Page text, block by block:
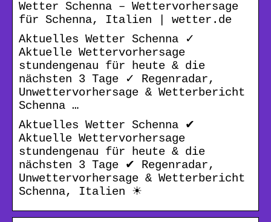
Wetter Schenna – Wettervorhersage
für Schenna, Italien | wetter.de
Aktuelles Wetter Schenna ✓
Aktuelle Wettervorhersage
stundengenau für heute & die
nächsten 3 Tage ✓ Regenradar,
Unwettervorhersage & Wetterbericht
Schenna …
Aktuelles Wetter Schenna ✔
Aktuelle Wettervorhersage
stundengenau für heute & die
nächsten 3 Tage ✔ Regenradar,
Unwettervorhersage & Wetterbericht
Schenna, Italien ☀